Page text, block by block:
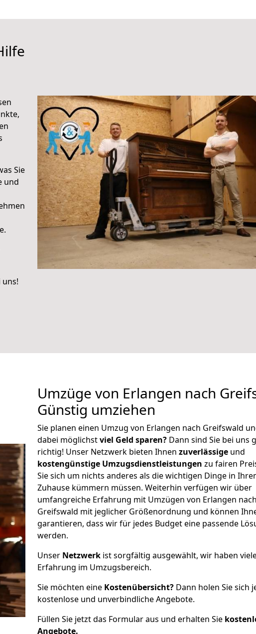
Sie
und
uns!
Umzüge von Erlangen nach
Günstig umziehen
Sie planen einen Umzug von Erlangen nach Greifswald
dabei möglichstviel Geld sparen? Dann sind Sie bei uns
richtig! Unser Netzwerk bieten Ihnen zuverlässige und
kostengünstige Umzugsdienstleistungen zu fairen
Sie sich um nichts anderes als die wichtigen Dinge in
Zuhause kümmern müssen. Weiterhin verfügen wir über
umfangreiche Erfahrung mit Umzügen von Erlangen nach
Greifswald mit jeglicher Größenordnung und können
garantieren, dass wir für jedes Budget eine passende
werden.
Unser Netzwerk ist sorgfältig ausgewählt, wir haben
Erfahrung im Umzugsbereich.
Sie möchten eine Kostenübersicht? Dann holen Sie sich
kostenlose und unverbindliche Angebote.
Füllen Sie jetzt das Formular aus und erhalten Sie
Angebote.